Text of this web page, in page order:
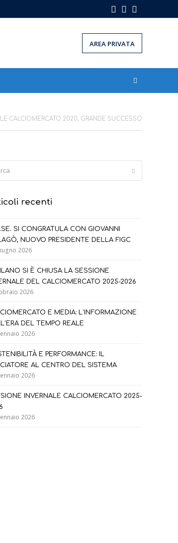
Facebook
Instagram
AREA PRIVATA
CALCIOMERCATO 2020, GRANDE SUCCESSO
recenti
SI CONGRATULA CON GIOVANNI
NUOVO PRESIDENTE DELLA FIGC
2026
SI È CHIUSA LA SESSIONE
DEL CALCIOMERCATO 2025-2026
2026
E MEDIA: L’INFORMAZIONE
DEL TEMPO REALE
2026
E PERFORMANCE: IL
AL CENTRO DEL SISTEMA
2026
INVERNALE CALCIOMERCATO 2025-
2026